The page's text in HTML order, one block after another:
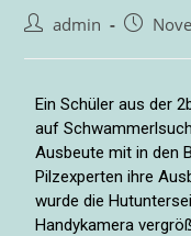
admin
Ein Schüler aus der
auf
Ausbeute mit in den
Pilzexperten ihre
wurde die
Handykamera